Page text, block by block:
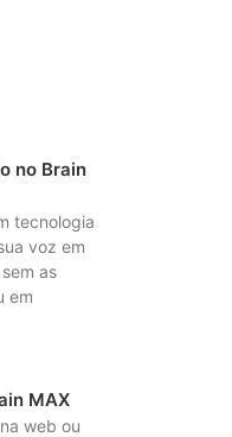
no Brain
tecnologia
voz em
as
em
MAX
web ou